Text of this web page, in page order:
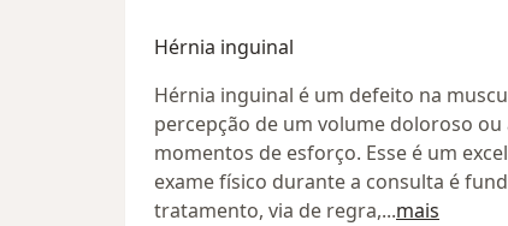
Hérnia inguinal
Hérnia inguinal é um defeito na
percepção de um volume doloroso
momentos de esforço. Esse é um
exame físico durante a consulta é
tratamento, via de regra,...mais